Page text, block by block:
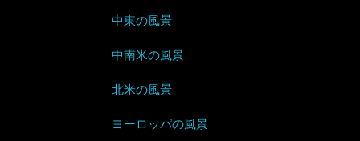
中東の風景
中南米の風景
北米の風景
ヨーロッパの風景
エストニア
オーストリア
オランダ
北マケドニア